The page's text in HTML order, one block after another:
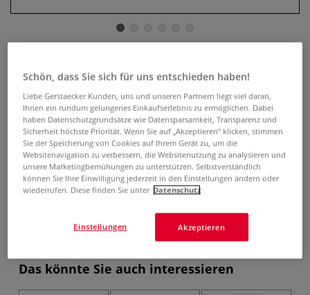
DERWENT Pastellstift-Sets
0 Bewertungen
DERWENT Pastellstifte in praktischen Metalletuis mit
Einlage zum Schutz der Pastellstifte.
Mehr
ab27,73 €
inklusive 20% bzw. 10% MwSt,
Produkt bestellen
Das könnte Sie auch interessieren
Schön, dass Sie sich für uns entschieden haben!
Liebe Gerstaecker Kunden, uns und unseren Partnern liegt viel daran,
Ihnen ein rundum gelungenes Einkaufserlebnis zu ermöglichen. Dabei
haben Datenschutzgrundsätze wie Datensparsamkeit, Transparenz und
Sicherheit höchste Priorität. Wenn Sie auf „Akzeptieren“ klicken, stimmen
Sie der Speicherung von Cookies auf Ihrem Gerät zu, um die
Websitenavigation zu verbessern, die Websitenutzung zu analysieren und
unsere Marketingbemühungen zu unterstützen. Selbstverständlich
können Sie Ihre Einwilligung jederzeit in den Einstellungen ändern oder
wiederrufen. Diese finden Sie unter Datenschutz
Akzeptieren
Einstellungen